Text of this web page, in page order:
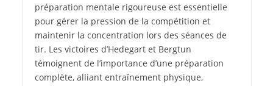
préparation mentale rigoureuse est essentielle
pour gérer la pression de la compétition et
maintenir la concentration lors des séances de
tir. Les victoires d’Hedegart et Bergtun
témoignent de l’importance d’une préparation
complète, alliant entraînement physique,